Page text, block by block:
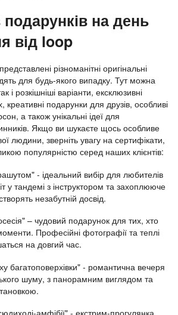
подарунків на день
від loop
різноманітні оригінальні
для будь-якого випадку. Тут можна
і розкішніші варіанти, ексклюзивні
подарунки для друзів, особливі
а також унікальні ідеї для
Якщо ви шукаєте щось особливе
людини, зверніть увагу на сертифікати,
популярністю серед наших клієнтів:
- ідеальний вибір для любителів
у тандемі з інструктором та захоплююче
незабутній досвід.
– чудовий подарунок для тих, хто
Професійні фотографії та теплі
на довгий час.
багатоповерхівки" - романтична вечеря
шуму, з панорамним виглядом та
амфібії" - екстрим-прогулянка,